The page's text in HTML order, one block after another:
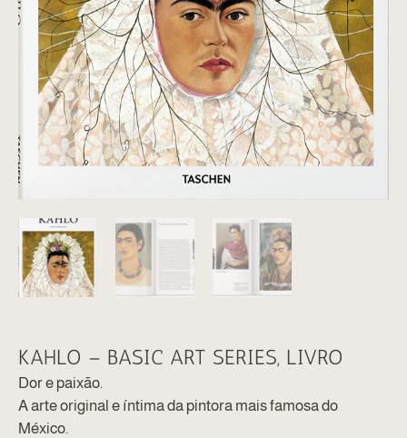
KAHLO – BASIC ART SERIES, LIVRO
Dor e paixão.
A arte original e íntima da pintora mais famosa do
México.